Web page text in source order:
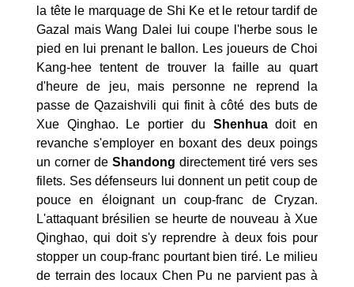
la tête le marquage de Shi Ke et le retour tardif de
Gazal mais Wang Dalei lui coupe l'herbe sous le
pied en lui prenant le ballon. Les joueurs de Choi
Kang-hee tentent de trouver la faille au quart
d'heure de jeu, mais personne ne reprend la
passe de Qazaishvili qui finit à côté des buts de
Xue Qinghao. Le portier du Shenhuadoit en
revanche s'employer en boxant des deux poings
un corner de Shandong directement tiré vers ses
filets. Ses défenseurs lui donnent un petit coup de
pouce en éloignant un coup-franc de Cryzan.
L'attaquant brésilien se heurte de nouveau à Xue
Qinghao, qui doit s'y reprendre à deux fois pour
stopper un coup-franc pourtant bien tiré. Le milieu
de terrain des locaux Chen Pu ne parvient pas à